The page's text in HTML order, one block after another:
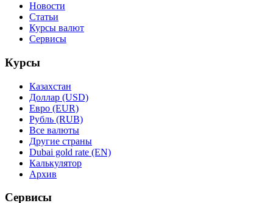
Новости
Статьи
Курсы валют
Сервисы
Курсы
Казахстан
Доллар (USD)
Евро (EUR)
Рубль (RUB)
Все валюты
Другие страны
Dubai gold rate (EN)
Калькулятор
Архив
Сервисы